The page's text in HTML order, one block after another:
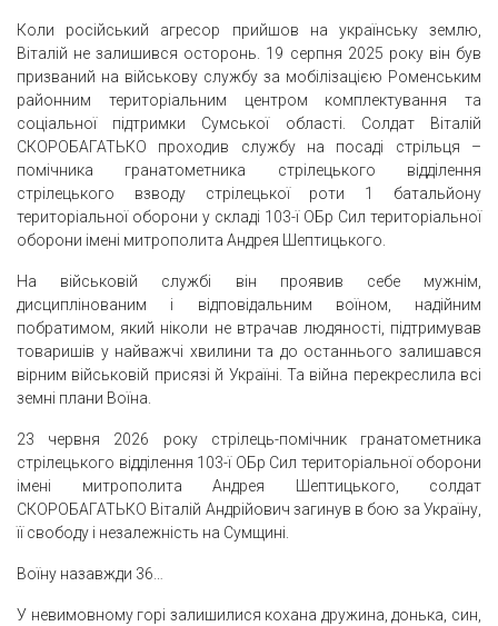
Коли російський агресор прийшов на українську землю,
Віталій не залишився осторонь. 19 серпня 2025 року він був
призваний на військову службу за мобілізацією Роменським
районним територіальним центром комплектування та
соціальної підтримки Сумської області. Солдат Віталій
СКОРОБАГАТЬКО проходив службу на посаді стрільця –
помічника гранатометника стрілецького відділення
стрілецького взводу стрілецької роти 1 батальйону
територіальної оборони у складі 103-ї ОБр Сил територіальної
оборони імені митрополита Андрея Шептицького.
На військовій службі він проявив себе мужнім,
дисциплінованим і відповідальним воїном, надійним
побратимом, який ніколи не втрачав людяності, підтримував
товаришів у найважчі хвилини та до останнього залишався
вірним військовій присязі й Україні. Та війна перекреслила всі
земні плани Воїна.
23 червня 2026 року стрілець-помічник гранатометника
стрілецького відділення 103-ї ОБр Сил територіальної оборони
імені митрополита Андрея Шептицького, солдат
СКОРОБАГАТЬКО Віталій Андрійович загинув в бою за Україну,
її свободу і незалежність на Сумщині.
Воїну назавжди 36…
У невимовному горі залишилися кохана дружина, донька, син,